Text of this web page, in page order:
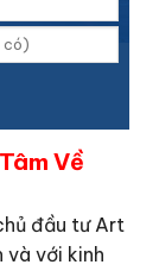
Về
đầu tư Art
và với kinh